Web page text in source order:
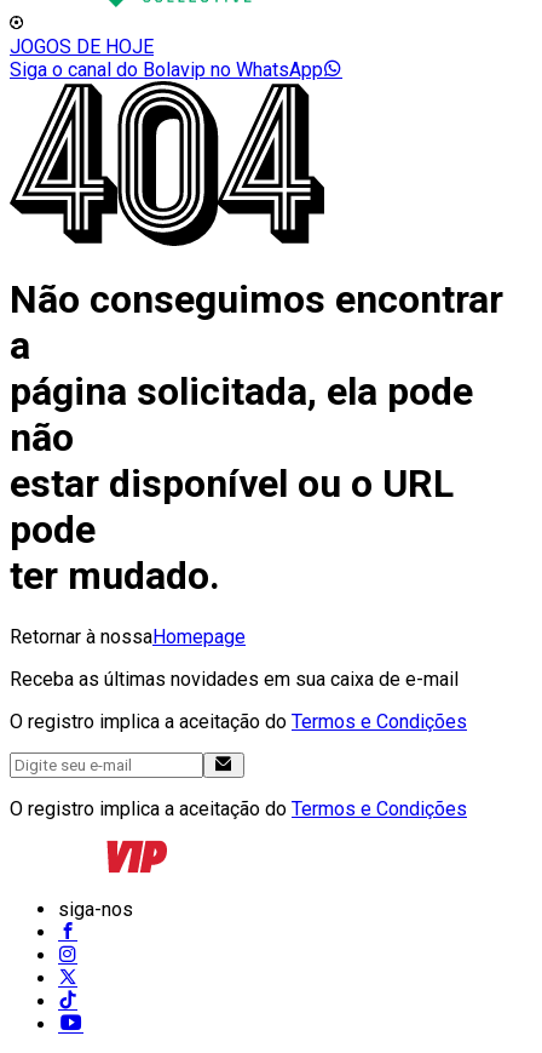
JOGOS DE HOJE
Siga o canal do Bolavip no WhatsApp
Não conseguimos encontrar
a
página solicitada, ela pode
não
estar disponível ou o URL
pode
ter mudado.
Retornar à nossaHomepage
Receba as últimas novidades em sua caixa de e-mail
O registro implica a aceitação do Termos e Condições
O registro implica a aceitação do Termos e Condições
siga-nos